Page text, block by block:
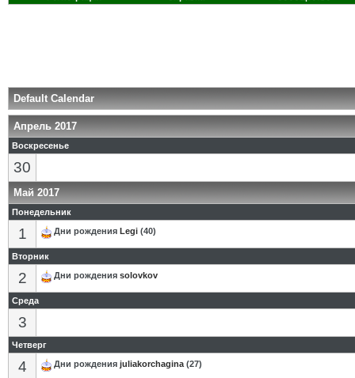
Default Calendar
Апрель 2017
Воскресенье
30
Май 2017
Понедельник
1 Дни рождения Legi (40)
Вторник
2 Дни рождения solovkov
Среда
3
Четверг
4 Дни рождения juliakorchagina(27)